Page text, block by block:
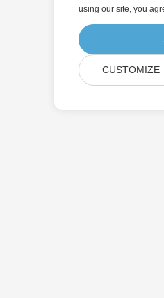
using our site, you
CUSTOMIZE